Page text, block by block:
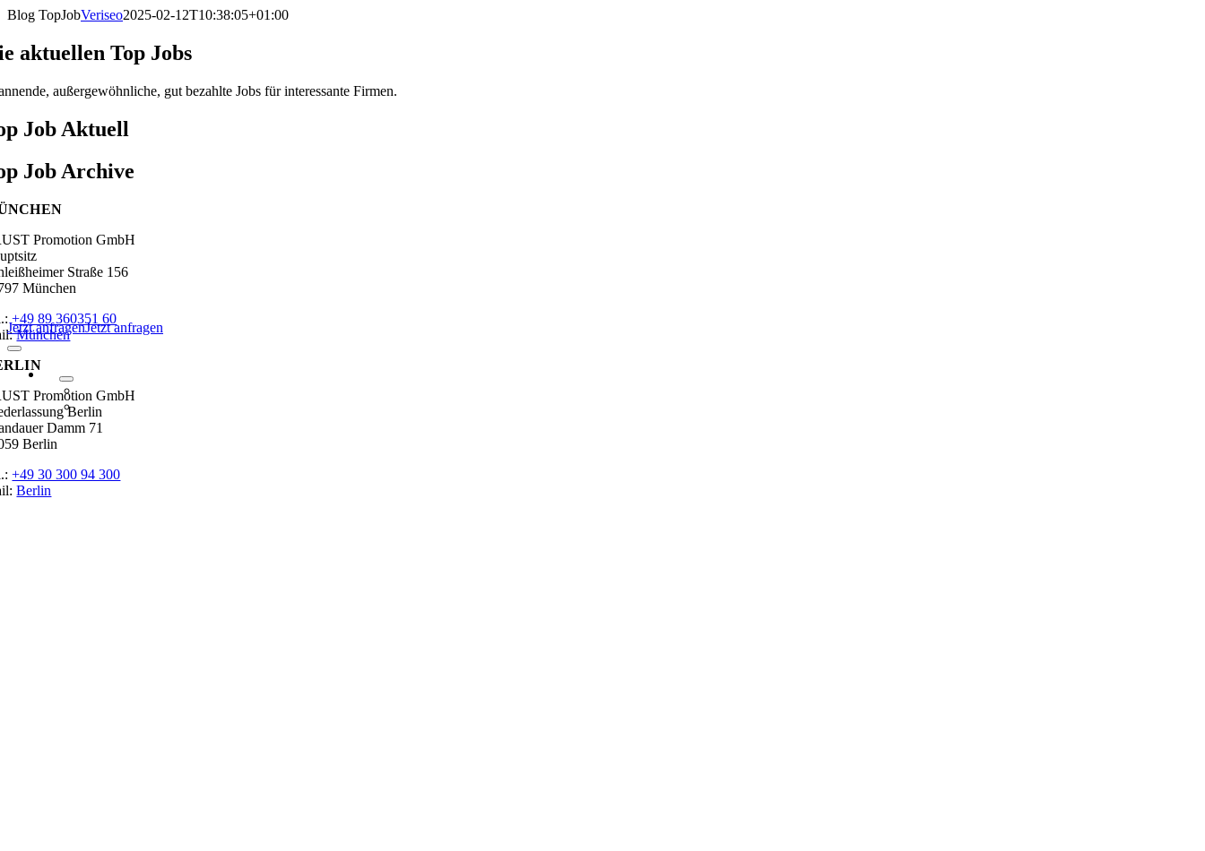
Zum
springen
Jetzt anfragenJetzt anfragen
Navigation
umschalten
Blog TopJobVeriseo2025-02-12T10:38:05+01:00
aktuellen Top Jobs
außergewöhnliche, gut bezahlte Jobs für interessante Firmen.
Job Aktuell
Job Archive
Promotion GmbH
Straße 156
München
+49 89 360351 60
München
Promotion GmbH
Berlin
Damm 71
Berlin
+49 30 300 94 300
Berlin